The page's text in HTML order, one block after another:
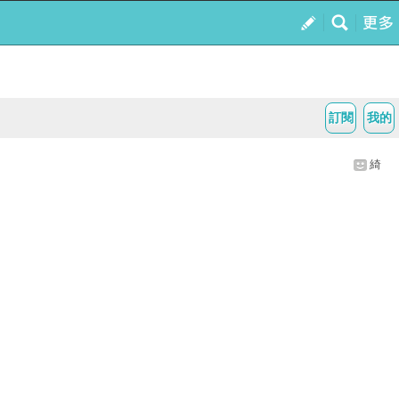
我的
訂閱
綺